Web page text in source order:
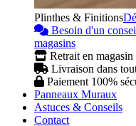
Plinthes & Finitions
Besoin d'un
magasins
Retrait en magasin
Livraison dans
Paiement 100%
Panneaux Muraux
Astuces & Conseils
Contact